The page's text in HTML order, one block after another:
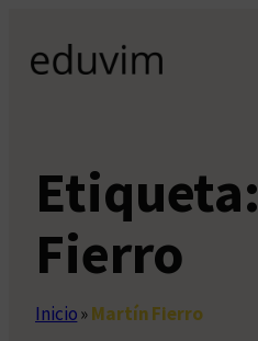
contenido
Etiqueta:
Fierro
Inicio»Martín Fierro